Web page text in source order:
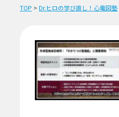
TOP > Dr.ヒロの学び直し！心電図塾